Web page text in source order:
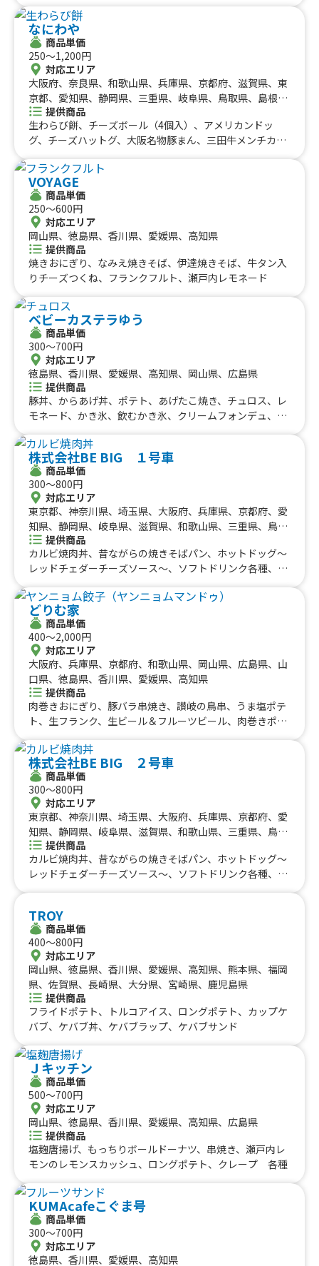
福岡県 佐賀県
沖縄のケータリングカー
沖縄県
#りんご飴・フルーツ飴
#アサイーボウル
宮崎県、鹿児島県
モネード、コーラ、コーヒー、カフェオレ、抹茶オレ、ビ
ール、酎ハイレモン、ノンアルコールビール、果肉入りか
き氷、かき氷、たこ焼き(７個入り)
なにわや
商品単価
250〜1,200円
対応エリア
大阪府、奈良県、和歌山県、兵庫県、京都府、滋賀県、東
京都、愛知県、静岡県、三重県、岐阜県、鳥取県、島根
県、岡山県、広島県、山口県、徳島県、香川県、愛媛県、
高知県
提供商品
生わらび餅、チーズボール（4個入）、アメリカンドッ
グ、チーズハットグ、大阪名物豚まん、三田牛メンチカ
ル（5個入）、フリフリポテト、三田牛メンチカツ、コロ
ッケ弁当、たい焼き、牛タン串、チュロス、生ビール、角
ハイボール、酎ハイ、ノーアルコール、三田牛メンチカ
ツ、コロッケセット、その他サイドメニュー、牛丼、ふわ
ふわ果実かき氷、ハワイアンバーガー、かき氷（ふわふわ
氷）、生ビール、ハイボール、酎ハイ、ソフトドリンク、
かき氷、三田牛（メンチカツ、コロッケ）チーズハット
グ、チーズボール、フランクフルト、フライドポテト、ダ
ージーパイ、フランクフルト、ソフトドリンク、ダージー
パイ、かき氷、チーズボール、チーズドック、ダージーパ
イ、三田牛メンチカツ、三田牛コロッケ、フランクフル
ト、チーズハットグ、チーズボール、ポテトチーズハット
グ、チーズハットグ、チーズボール、三田牛メンチカツ、
三田牛コロッケ、フランクフルト、牛串（牛タン、牛ハラ
ミ、牛カルビ）三田牛（メンチカツ、コロッケ）チーズハ
ットグ、チーズボール、フランクフルト、フライドポテ
ト、ダージーパイ、アルコール、牛串（牛タン、牛ハラ
ミ、牛カルビ）三田牛（メンチカツ、コロッケ）チーズハ
ットグ、チーズボール、フランクフルト、ポテト、ドリン
ク（アルコール）、三田牛メンチカツ、三田牛コロッケセ
ット、①トルティーヤ（タコス、ジャークチキン、プルコ
ギ、ドック）②ドリンク（アルコール、ソフトドリンク
等）、ボリューム弁当
VOYAGE
商品単価
250〜600円
対応エリア
岡山県、徳島県、香川県、愛媛県、高知県
提供商品
焼きおにぎり、なみえ焼きそば、伊達焼きそば、牛タン入
りチーズつくね、フランクフルト、瀬戸内レモネード
ベビーカステラゆう
商品単価
300〜700円
対応エリア
徳島県、香川県、愛媛県、高知県、岡山県、広島県
提供商品
豚丼、からあげ丼、ポテト、あげたこ焼き、チュロス、レ
モネード、かき氷、飲むかき氷、クリームフォンデュ、ベ
株式会社BE BIG １号車
商品単価
300〜800円
対応エリア
東京都、神奈川県、埼玉県、大阪府、兵庫県、京都府、愛
知県、静岡県、岐阜県、滋賀県、和歌山県、三重県、鳥取
県、島根県、岡山県、広島県、徳島県、香川県、愛媛県、
高知県
提供商品
カルビ焼肉丼、昔ながらの焼きそばパン、ホットドッグ〜
レッドチェダーチーズソース〜、ソフトドリンク各種、フ
ルコール類、昔ながらの屋台ラーメン、スパイシーカレ
ー、炙りロース串、じゃんぼ焼き鳥、大盛り焼きそば、炙
りハーブフランク、みたらし団子、肉巻きおにぎり、にん
にく醤油から揚げ、霜降り牛串、大阪名物 揚げたこ焼
き、ロングポテト
どりむ家
商品単価
400〜2,000円
対応エリア
大阪府、兵庫県、京都府、和歌山県、岡山県、広島県、山
口県、徳島県、香川県、愛媛県、高知県
提供商品
肉巻きおにぎり、豚バラ串焼き、讃岐の鳥串、うま塩ポテ
ト、生フランク、生ビール＆フルーツビール、肉巻きポテ
ンクポテトセット、国産ホタテ串焼き、カレーうどん、ビ
ッグフランク、まるごと果肉ジュース（マンゴー・パイナ
ップル）、まるごとパイナップルジュース、瀬戸内海の塩
から揚げ、超最強全部セット、韓国餃子（マンドゥ）３個
入り、韓国餃子 ポテトセット、とんから、焼きそば・焼
うどんなど、さぬきオリーブ牛のメンチカツ、さぬきオリ
ーブ豚のコロッケ、イカ串、ヤンニョムチキン、ヤンニョ
ム餃子（ヤンニョムマンドゥ）、チキンフランク、豚もつ
煮込み、クラムチャウダー、チキンクリームシチュー、お
株式会社BE BIG ２号車
商品単価
300〜800円
対応エリア
東京都、神奈川県、埼玉県、大阪府、兵庫県、京都府、愛
知県、静岡県、岐阜県、滋賀県、和歌山県、三重県、鳥取
県、島根県、岡山県、広島県、徳島県、香川県、愛媛県、
高知県
提供商品
カルビ焼肉丼、昔ながらの焼きそばパン、ホットドッグ〜
レッドチェダーチーズソース〜、ソフトドリンク各種、フ
ー、炙りロース串、じゃんぼ焼き鳥、大盛り焼きそば、炙
りハーブフランク、みたらし団子、肉巻きおにぎり、にん
にく醤油から揚げ、霜降り牛串、大阪名物 揚げたこ焼
き、ロングポテト
TROY
商品単価
400〜800円
対応エリア
岡山県、徳島県、香川県、愛媛県、高知県、熊本県、福岡
県、佐賀県、長崎県、大分県、宮崎県、鹿児島県
提供商品
フライドポテト、トルコアイス、ロングポテト、カップケ
バブ、ケバブ丼、ケバブラップ、ケバブサンド
Ｊキッチン
商品単価
500〜700円
対応エリア
岡山県、徳島県、香川県、愛媛県、高知県、広島県
提供商品
塩麹唐揚げ、もっちりボールドーナツ、串焼き、瀬戸内レ
モンのレモンスカッシュ、ロングポテト、クレープ 各種
KUMAcafeこぐま号
商品単価
300〜700円
対応エリア
徳島県、香川県、愛媛県、高知県